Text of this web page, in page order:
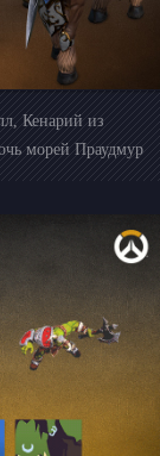
Кенарий из
морей Праудмур